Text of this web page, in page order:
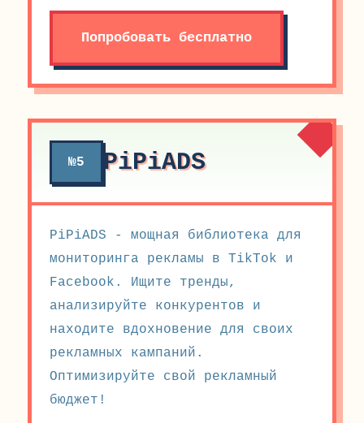
Попробовать бесплатно
№5 PiPiADS
PiPiADS - мощная библиотека для
мониторинга рекламы в TikTok и
Facebook. Ищите тренды,
анализируйте конкурентов и
находите вдохновение для своих
рекламных кампаний.
Оптимизируйте свой рекламный
бюджет!